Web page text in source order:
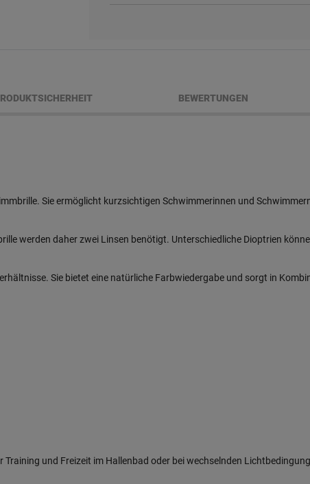
BEWERTUNGEN
Sie ermöglicht kurzsichtigen Schwimmerinnen und
werden daher zwei Linsen benötigt. Unterschiedliche Dioptrien
Sie bietet eine natürliche Farbwiedergabe und sorgt in
und Freizeit im Hallenbad oder bei wechselnden